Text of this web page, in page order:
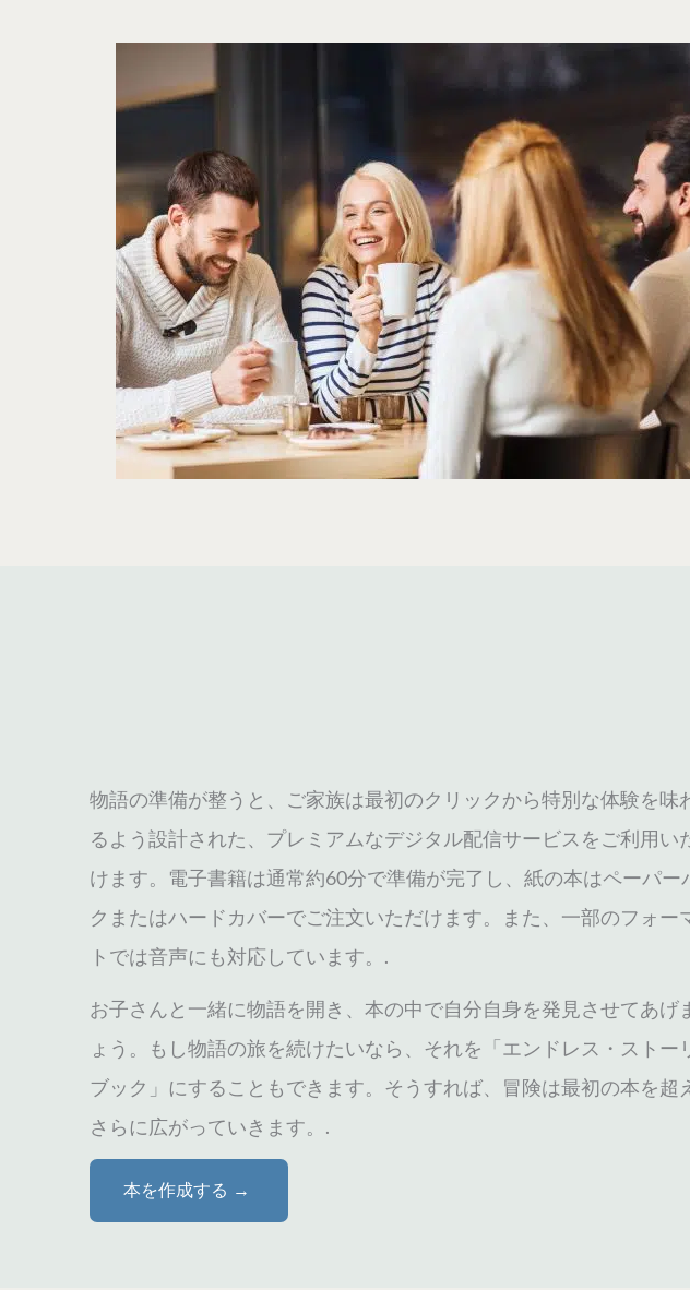
物語の準備が整うと、ご家族は最初のクリックから特別な体験を味
るよう設計された、プレミアムなデジタル配信サービスをご利用い
けます。電子書籍は通常約60分で準備が完了し、紙の本はペーパー
クまたはハードカバーでご注文いただけます。また、一部のフォー
トでは音声にも対応しています。.
お子さんと一緒に物語を開き、本の中で自分自身を発見させてあげ
ょう。もし物語の旅を続けたいなら、それを「エンドレス・ストー
ブック」にすることもできます。そうすれば、冒険は最初の本を超
さらに広がっていきます。.
本を作成する →